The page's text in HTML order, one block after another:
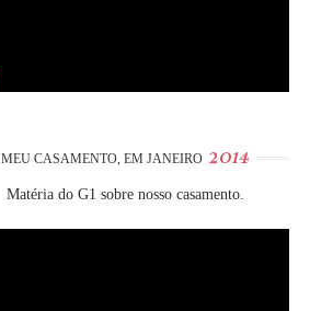
MEU CASAMENTO, EM JANEIRO 2014
Matéria do G1 sobre nosso casamento.